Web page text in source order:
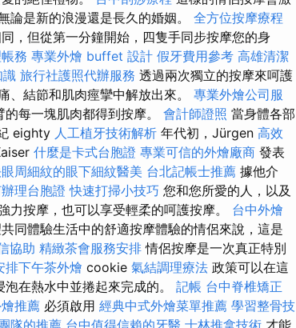
論是新的浪漫還是長久的婚姻。 全方位按摩療程
，但從第一分鐘開始，四隻手同步按摩您的身
務 專業外燴 buffet 設計 假牙費用參考 高雄清潔
識 旅行社護照代辦服務 透過兩次獨立的按摩來呵護
、結節和肌肉痙攣中解放出來。 專業外燴公司服
每一塊肌肉都得到按摩。 會計師證照 當身體各部
eighty 人工植牙技術解析 年代初，Jürgen 高效
什麼是卡式台胞證 專業可信的外燴廠商 發表
周細紋的眼下細紋醫美 台北記帳士推薦 據他介
理台胞證 快速打掃小技巧 您和您所愛的人，以及
力按摩，也可以享受輕柔的呵護按摩。 台中外燴
同體驗生活中的舒適按摩體驗的情侶來說，這是
協助 精緻茶會服務安排 情侶按摩是一次真正特別
排下午茶外燴 cookie 氣結調理療法 政策可以在這
在熱水中並捲起來完成的。 記帳 台中脊椎矯正
推薦 必須啟用 經典中式外燴菜單推薦 學習整骨技
隊的推薦 台中值得信賴的牙醫 士林推拿技術 才能